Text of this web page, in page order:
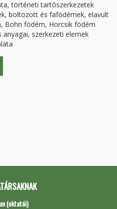
történeti tartószerkezetek
boltozott és fafödémek, elavult
Bohn födém, Horcsik födém
szerkezeti elemek
(oktatói)